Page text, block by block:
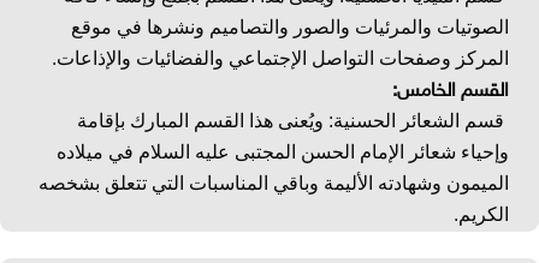
الصوتيات والمرئيات والصور والتصاميم ونشرها في موقع
المركز وصفحات التواصل الإجتماعي والفضائيات والإذاعات.
القسم الخامس:
قسم الشعائر الحسنية: ويُعنى هذا القسم المبارك بإقامة
وإحياء شعائر الإمام الحسن المجتبى عليه السلام في ميلاده
الميمون وشهادته الأليمة وباقي المناسبات التي تتعلق بشخصه
الكريم.